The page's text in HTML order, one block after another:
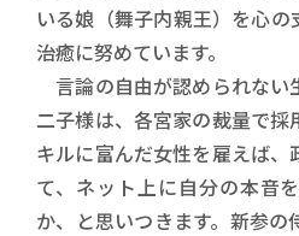
いる娘（舞子内親王）を心
治癒に努めています。
言論の自由が認められない
二子様は、各宮家の裁量で
キルに富んだ女性を雇えば、
て、ネット上に自分の本音
か、と思いつきます。新参の